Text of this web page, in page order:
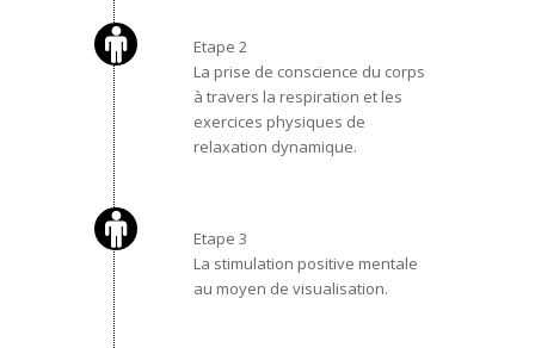
Etape 2
La prise de conscience du corps
à travers la respiration et les
exercices physiques de
relaxation dynamique.
Etape 3
La stimulation positive mentale
au moyen de visualisation.